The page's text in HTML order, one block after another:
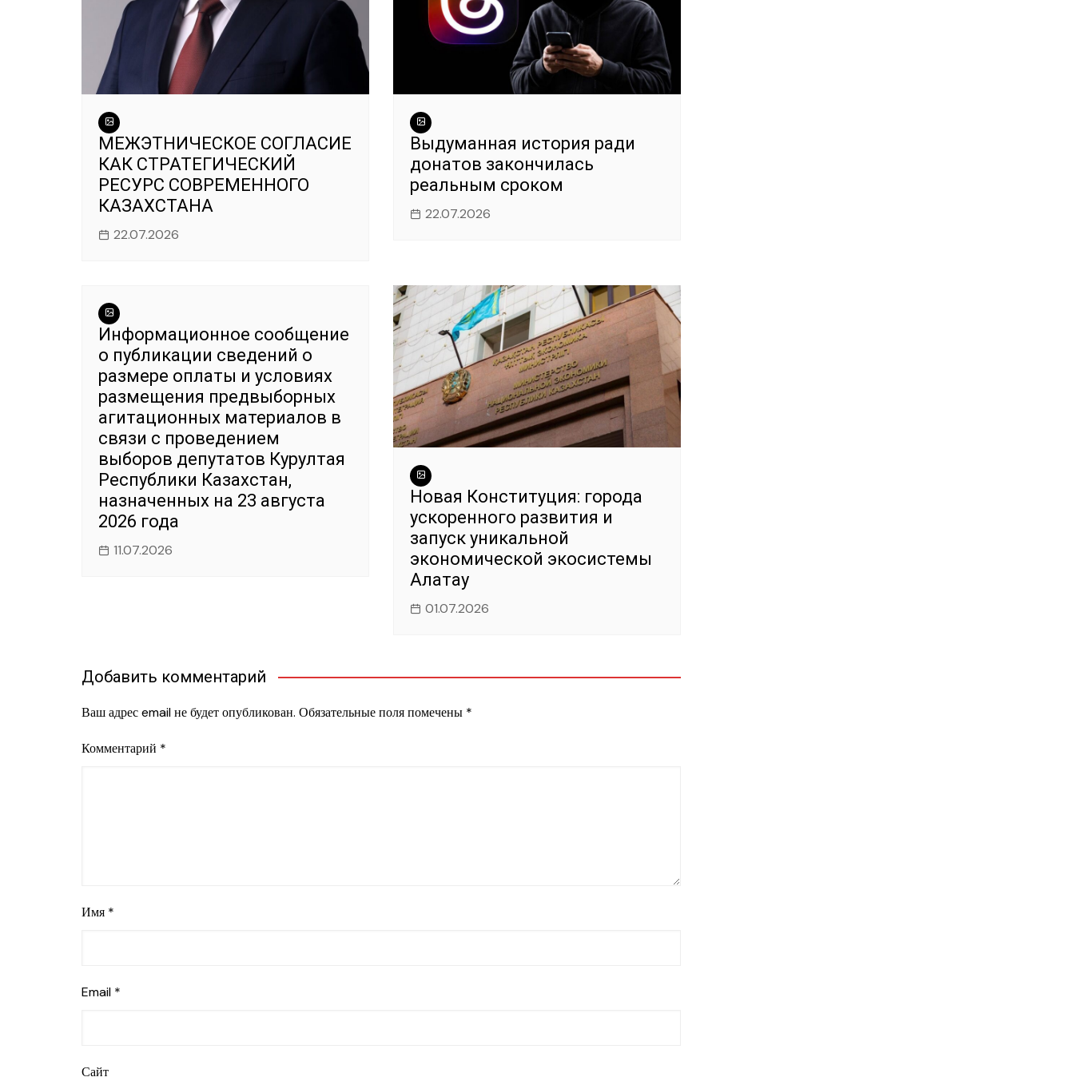
МЕЖЭТНИЧЕСКОЕ СОГЛАСИЕ
КАК СТРАТЕГИЧЕСКИЙ
РЕСУРС СОВРЕМЕННОГО
КАЗАХСТАНА
22.07.2026
Выдуманная история ради
донатов закончилась
реальным сроком
22.07.2026
Информационное сообщение
о публикации сведений о
размере оплаты и условиях
размещения предвыборных
агитационных материалов в
связи с проведением
выборов депутатов Курултая
Республики Казахстан,
назначенных на 23 августа
2026 года
11.07.2026
Новая Конституция: города
ускоренного развития и
запуск уникальной
экономической экосистемы
Алатау
01.07.2026
Добавить комментарий
Ваш адрес email не будет опубликован. Обязательные поля помечены *
Комментарий *
Имя *
Email *
Сайт